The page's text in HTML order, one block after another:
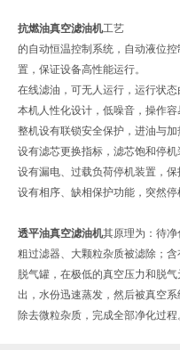
抗燃油真空滤油机工艺
的自动恒温控制系统，自动液位
置，保证设备高性能运行。
在线滤油，可无人运行，运行状态
本机人性化设计，低噪音，操作
整机设有联锁安全保护，进油与
设有滤芯更换指标，滤芯饱和停机
设有漏电、过载负荷停机装置，保
设有相序、缺相保护功能，突然停
透平油真空滤油机其原理为：待
粗过滤器、大颗粒杂质被滤除；
脱气罐，在极低的真空压力和脱
出，水份迅速蒸发，然后被真空
除去微粒杂质，完成全部净化过程